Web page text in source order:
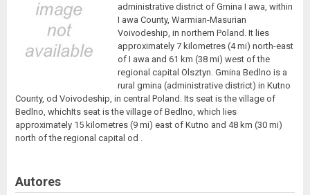
administrative district of Gmina I awa, within
I awa County, Warmian-Masurian
Voivodeship, in northern Poland. It lies
approximately 7 kilometres (4 mi) north-east
of I awa and 61 km (38 mi) west of the
regional capital Olsztyn. Gmina Bedlno is a
rural gmina (administrative district) in Kutno
County, od Voivodeship, in central Poland. Its seat is the village of
Bedlno, whichIts seat is the village of Bedlno, which lies
approximately 15 kilometres (9 mi) east of Kutno and 48 km (30 mi)
north of the regional capital od .
Autores